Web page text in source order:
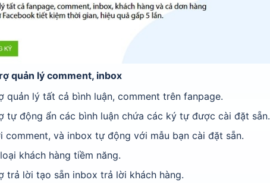
quản lý comment, inbox
quản lý tất cả bình luận, comment trên fanpage.
tự động ẩn các bình luận chứa các ký tự được cài đặt sẵn.
comment, và inbox tự động với mẫu bạn cài đặt sẵn.
khách hàng tiềm năng.
trả lời tạo sẵn inbox trả lời khách hàng.